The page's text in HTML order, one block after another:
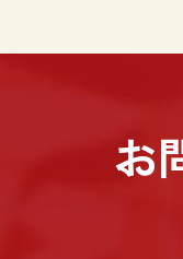
お